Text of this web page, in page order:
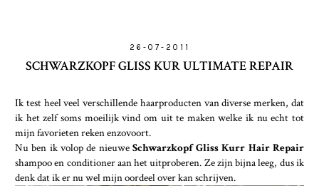
26-07-2011
SCHWARZKOPF GLISS KUR ULTIMATE REPAIR
Ik test heel veel verschillende haarproducten van diverse merken, dat
ik het zelf soms moeilijk vind om uit te maken welke ik nu echt tot
mijn favorieten reken enzovoort.
Nu ben ik volop de nieuweSchwarzkopf Gliss Kurr Hair Repair
shampoo en conditioner aan het uitproberen. Ze zijn bijna leeg, dus ik
denk dat ik er nu wel mijn oordeel over kan schrijven.